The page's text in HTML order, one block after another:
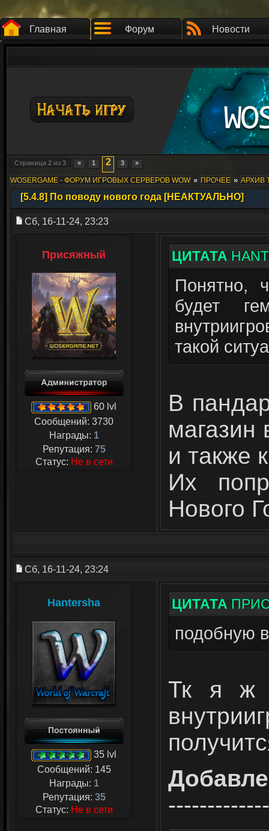
Главная Форум Новости
Страница 2 из 3 « 1 2 3 »
WOSERGAME - ФОРУМ ИГРОВЫХ СЕРВЕРОВ WOW » ПРОЧЕЕ » АРХИВ
[5.4.8] По поводу нового года [НЕАКТУАЛЬНО]
Сб, 16-11-24, 23:23
Присяжный
60 lvl
Сообщений: 3730
Награды: 1
Репутация: 75
Статус: Не в сети
ЦИТАТА
Понятно,
будет
такой
В
магазин
и также
Их
Нового
Сб, 16-11-24, 23:24
Hantersha
35 lvl
Сообщений: 145
Награды: 1
Репутация: 35
Статус: Не в сети
ЦИТАТА
подобную
Тк я ж